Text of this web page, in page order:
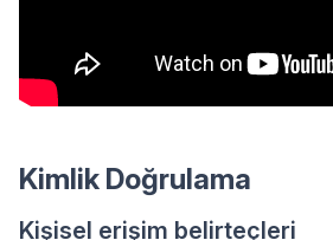
Kimlik Doğrulama
Kişisel erişim belirteçleri